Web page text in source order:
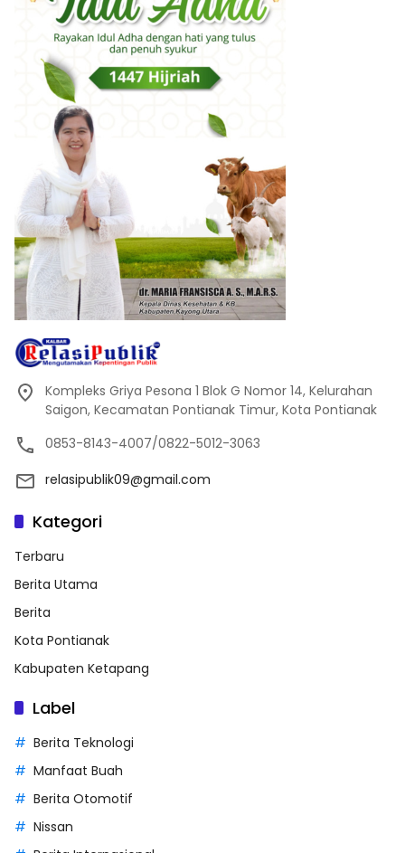
Kompleks Griya Pesona 1 Blok G Nomor 14, Kelurahan
Saigon, Kecamatan Pontianak Timur, Kota Pontianak
0853-8143-4007/0822-5012-3063
relasipublik09@gmail.com
Kategori
Terbaru
Berita Utama
Berita
Kota Pontianak
Kabupaten Ketapang
Label
Berita Teknologi
Manfaat Buah
Berita Otomotif
Nissan